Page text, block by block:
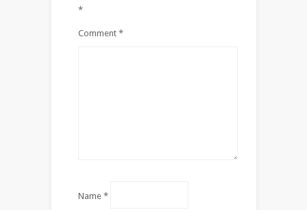
*
Comment *
Name *